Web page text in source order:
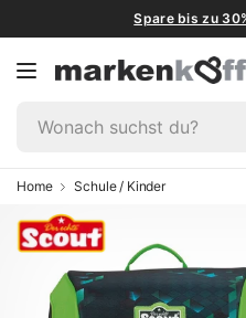
Spare bis zu
Home Schule / Kinder